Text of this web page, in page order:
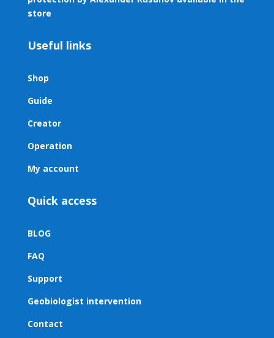
store
Useful links
Shop
Guide
Creator
Operation
My account
Quick access
BLOG
FAQ
Support
Geobiologist intervention
Contact